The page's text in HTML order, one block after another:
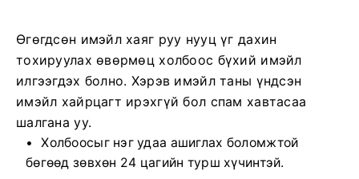
Өгөгдсөн имэйл хаяг руу нууц үг дахин
тохируулах өвөрмөц холбоос бүхий имэйл
илгээгдэх болно. Хэрэв имэйл таны үндсэн
имэйл хайрцагт ирэхгүй бол спам хавтасаа
шалгана уу.
Холбоосыг нэг удаа ашиглах боломжтой
бөгөөд зөвхөн 24 цагийн турш хүчинтэй.